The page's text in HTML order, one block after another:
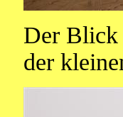
Der Blick
der